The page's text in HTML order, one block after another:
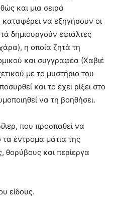
και μια σειρά
να εξηγήσουν οι
δημιουργούν εφιάλτες
η οποία ζητά τη
και συγγραφέα (Χαβιέ
με το μυστήριο του
και το έχει ρίξει στο
να τη βοηθήσει.
που προσπαθεί να
έντρομα μάτια της
και περίεργα
είδους.